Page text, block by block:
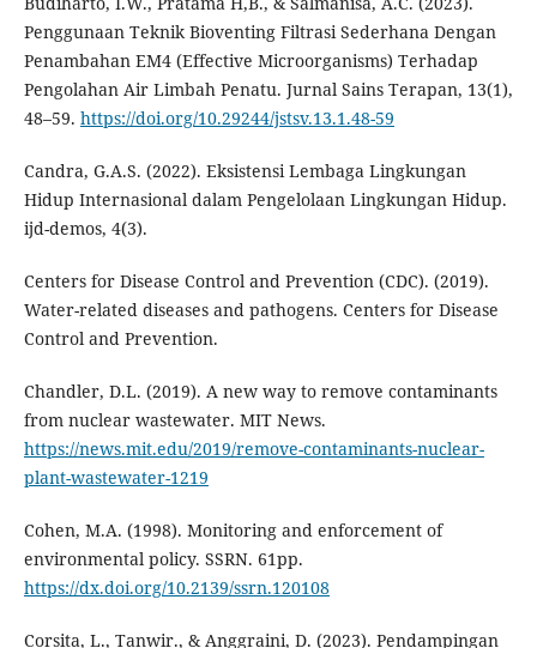
Penggunaan Teknik Bioventing Filtrasi Sederhana Dengan
Penambahan EM4 (Effective Microorganisms) Terhadap
Pengolahan Air Limbah Penatu. Jurnal Sains Terapan, 13(1),
48–59. https://doi.org/10.29244/jstsv.13.1.48-59
Candra, G.A.S. (2022). Eksistensi Lembaga Lingkungan
Hidup Internasional dalam Pengelolaan Lingkungan Hidup.
ijd-demos, 4(3).
Centers for Disease Control and Prevention (CDC). (2019).
Water-related diseases and pathogens. Centers for Disease
Control and Prevention.
Chandler, D.L. (2019). A new way to remove contaminants
from nuclear wastewater. MIT News.
https://news.mit.edu/2019/remove-contaminants-nuclear-
plant-wastewater-1219
Cohen, M.A. (1998). Monitoring and enforcement of
environmental policy. SSRN. 61pp.
https://dx.doi.org/10.2139/ssrn.120108
Corsita, L., Tanwir., & Anggraini, D. (2023). Pendampingan